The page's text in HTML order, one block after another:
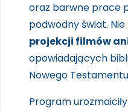
oraz barwne prace
podwodny świat.
projekcji filmów
opowiadających
Nowego
Program